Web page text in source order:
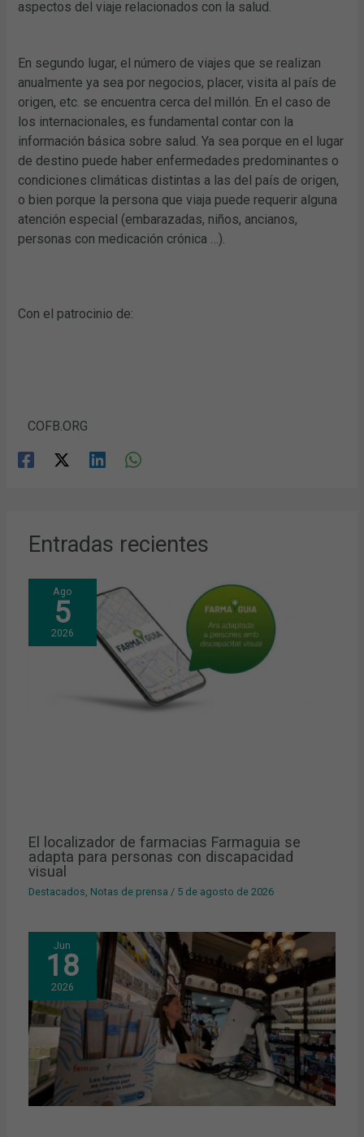
aspectos del viaje relacionados con la salud.
En segundo lugar, el número de viajes que se realizan
anualmente ya sea por negocios, placer, visita al país de
origen, etc. se encuentra cerca del millón. En el caso de
los internacionales, es fundamental contar con la
información básica sobre salud. Ya sea porque en el lugar
de destino puede haber enfermedades predominantes o
condiciones climáticas distintas a las del país de origen,
o bien porque la persona que viaja puede requerir alguna
atención especial (embarazadas, niños, ancianos,
personas con medicación crónica …).
Con el patrocinio de:
COFB.ORG
Entradas recientes
Ago
5
2026
El localizador de farmacias Farmaguia se
adapta para personas con discapacidad
visual
Destacados Notas de prensa / 5 de agosto de 2026
Jun
18
2026